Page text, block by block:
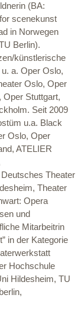
(BA:
scenekunst
in Norwegen
Berlin).
künstlerische
a. Oper Oslo,
Oslo, Oper
Oper Stuttgart,
Seit 2009
u.a. Black
Oslo, Oper
ATELIER
Theater
Theater
Opera
und
Mitarbeitrin
in der Kategorie
Hochschule
Hildesheim, TU